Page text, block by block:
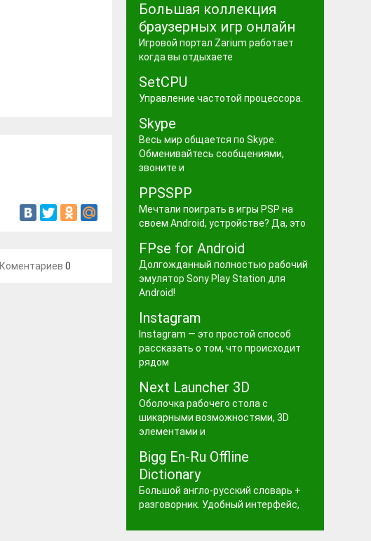
Коментариев 0
Большая коллекция
браузерных игр онлайн
Игровой портал Zarium работает
когда вы отдыхаете
SetCPU
Управление частотой процессора.
Skype
Весь мир общается по Skype.
Обменивайтесь сообщениями,
звоните и
PPSSPP
Мечтали поиграть в игры PSP на
своем Android, устройстве? Да, это
FPse for Android
Долгожданный полностью рабочий
эмулятор Sony Play Station для
Android!
Instagram
Instagram — это простой способ
рассказать о том, что происходит
рядом
Next Launcher 3D
Оболочка рабочего стола с
шикарными возможностями, 3D
элементами и
Bigg En-Ru Offline
Dictionary
Большой англо-русский словарь +
разговорник. Удобный интерфейс,